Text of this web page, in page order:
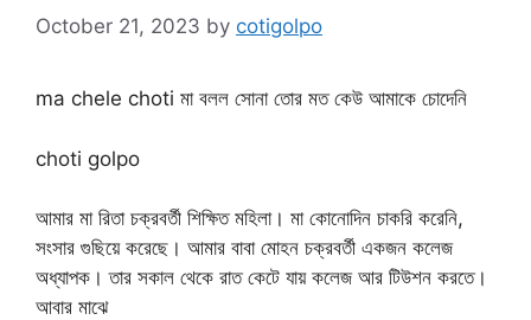
October 21, 2023 by cotigolpo
ma chele choti মা বলল সোনা তোর মত কেউ আমাকে চোদেনি
choti golpo
আমার মা রিতা চক্রবর্তী শিক্ষিত মহিলা। মা কোনোদিন চাকরি করেনি,
সংসার গুছিয়ে করেছে। আমার বাবা মোহন চক্রবর্তী একজন কলেজ
অধ্যাপক। তার সকাল থেকে রাত কেটে যায় কলেজ আর টিউশন করতে।
আবার মাঝে